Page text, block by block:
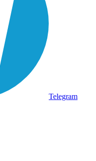
Telegram